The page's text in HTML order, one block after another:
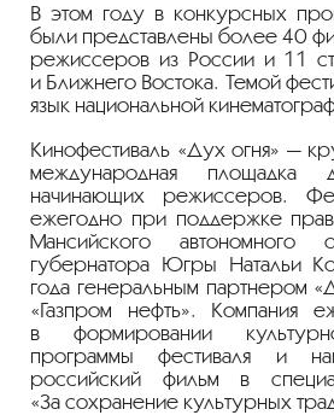
В этом году в конкурсных
были представлены более 40
режиссеров из России и 11
и Ближнего Востока. Темой
язык национальной
Кинофестиваль «Дух огня» —
международная площадка
начинающих режиссеров.
ежегодно при поддержке
Мансийского
губернатора Югры Натальи
года генеральным партнером
«Газпром нефть». Компания
в формировании
программы фестиваля и
российский фильм в
«За сохранение культурных